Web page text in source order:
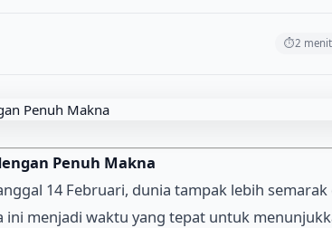
⏱2
Penuh Makna
14 Februari, dunia tampak lebih
menjadi waktu yang tepat untuk